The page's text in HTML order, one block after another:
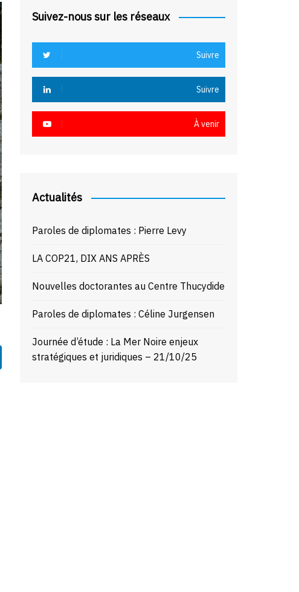
Suivez-nous sur les réseaux
Suivre
Suivre
À venir
Actualités
Paroles de diplomates : Pierre Levy
LA COP21, DIX ANS APRÈS
Nouvelles doctorantes au Centre Thucydide
Paroles de diplomates : Céline Jurgensen
Journée d’étude : La Mer Noire enjeux
stratégiques et juridiques – 21/10/25